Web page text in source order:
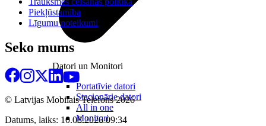
Datori un Monitori
Portatīvie datori
Stacionārie datori
All in one
Monitori
Piekļūstamība
Līgumu noteikumi
Seko mums
© Latvijas Mobilais Telefons2026
Datums, laiks: 10.08.2026 09:34